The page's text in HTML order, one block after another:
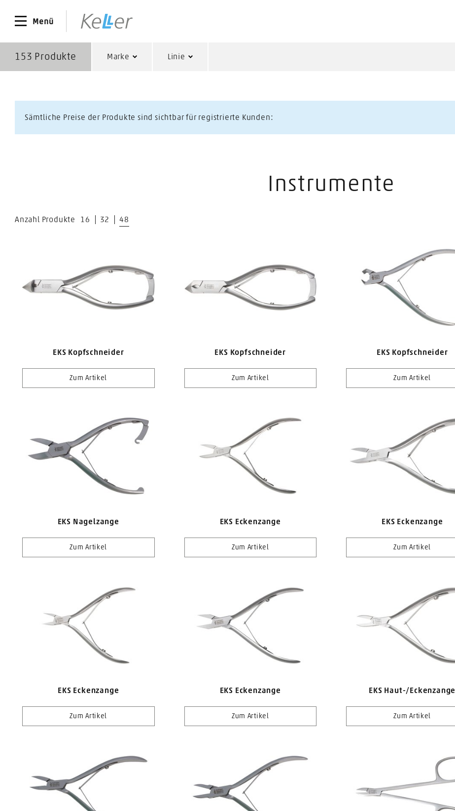
Menü
153 Produkte Marke Linie
Sämtliche Preise der Produkte sind sichtbar für registrierte Kunden:
Instrumente
Anzahl Produkte 16 32 48
EKS Kopfschneider
Zum Artikel
EKS Kopfschneider
Zum Artikel
EKS Kopfschneider
Zum Artikel
EKS Nagelzange
Zum Artikel
EKS Eckenzange
Zum Artikel
EKS Eckenzange
Zum Artikel
EKS Eckenzange
Zum Artikel
EKS Eckenzange
Zum Artikel
EKS Haut-/Eckenzange
Zum Artikel